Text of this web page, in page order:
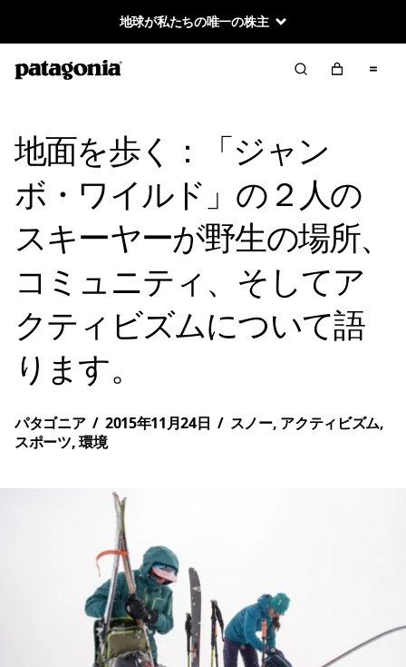
地球が私たちの唯一の株主
地面を歩く：「ジャン
ボ・ワイルド」の２人の
スキーヤーが野生の場所、
コミュニティ、そしてア
クティビズムについて語
ります。
パタゴニア / 2015年11月24日 / スノー, アクティビズム,
スポーツ,環境